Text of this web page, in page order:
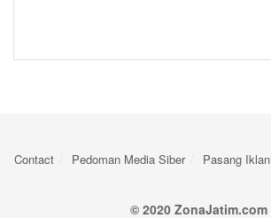
Contact Pedoman Media Siber Pasang Iklan
© 2020 ZonaJatim.com